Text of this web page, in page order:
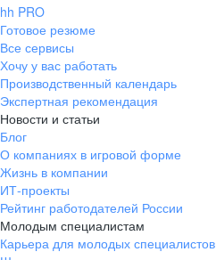
hh PRO
Готовое резюме
Все сервисы
Хочу у вас работать
Производственный календарь
Экспертная рекомендация
Новости и статьи
Блог
О компаниях в игровой форме
Жизнь в компании
ИТ-проекты
Рейтинг работодателей России
Молодым специалистам
Карьера для молодых специалистов